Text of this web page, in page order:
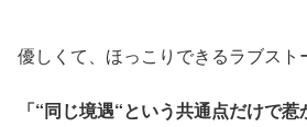
優しくて、ほっこりできるラブスト
「“同じ境遇“という共通点だけで